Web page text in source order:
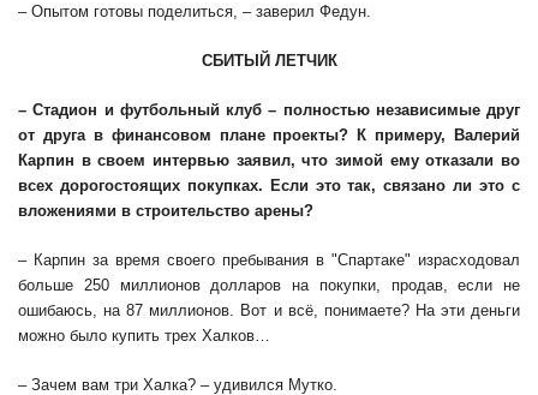
– Опытом готовы поделиться, – заверил Федун.
СБИТЫЙ ЛЕТЧИК
– Стадион и футбольный клуб – полностью независимые друг
от друга в финансовом плане проекты? К примеру, Валерий
Карпин в своем интервью заявил, что зимой ему отказали во
всех дорогостоящих покупках. Если это так, связано ли это с
вложениями в строительство арены?
–Карпин за время своего пребывания в "Спартаке" израсходовал
больше 250 миллионов долларов на покупки, продав, если не
ошибаюсь, на 87 миллионов. Вот и всё, понимаете? На эти деньги
можно было купить трех Халков…
– Зачем вам три Халка? – удивился Мутко.